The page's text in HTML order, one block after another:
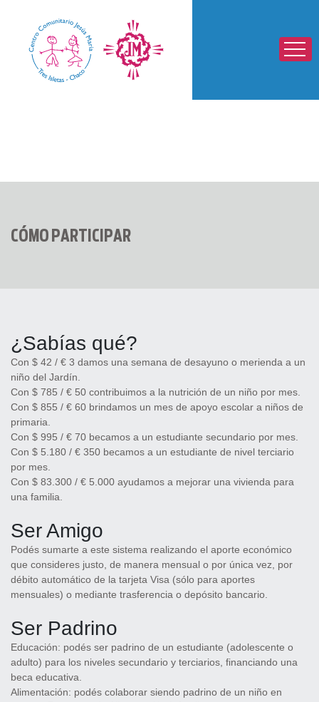
Páginas
CÓMO PARTICIPAR
¿Sabías qué?
Con $ 42 / € 3 damos una semana de desayuno o merienda a un
niño del Jardín.
Con $ 785 / € 50 contribuimos a la nutrición de un niño por mes.
Con $ 855 / € 60 brindamos un mes de apoyo escolar a niños de
primaria.
Con $ 995 / € 70 becamos a un estudiante secundario por mes.
Con $ 5.180 / € 350 becamos a un estudiante de nivel terciario
por mes.
Con $ 83.300 / € 5.000 ayudamos a mejorar una vivienda para
una familia.
Ser Amigo
Podés sumarte a este sistema realizando el aporte económico
que consideres justo, de manera mensual o por única vez, por
débito automático de la tarjeta Visa (sólo para aportes
mensuales) o mediante trasferencia o depósito bancario.
Ser Padrino
Educación: podés ser padrino de un estudiante (adolescente o
adulto) para los niveles secundario y terciarios, financiando una
beca educativa.
Alimentación: podés colaborar siendo padrino de un niño en